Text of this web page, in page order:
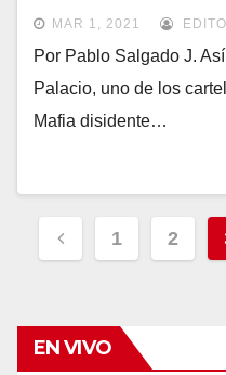
MAR 1, 2021
Por Pablo Salgado J.
Palacio, uno de los
Mafia disidente…
Navegación
de
1 2
EN VIVO